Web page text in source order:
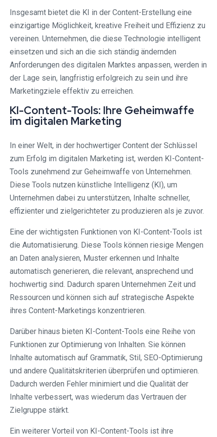
Insgesamt bietet die KI in der Content-Erstellung eine
einzigartige Möglichkeit, kreative Freiheit und Effizienz zu
vereinen. Unternehmen, die diese Technologie intelligent
einsetzen und sich an die sich ständig ändernden
Anforderungen des digitalen Marktes anpassen, werden in
der Lage sein, langfristig erfolgreich zu sein und ihre
Marketingziele effektiv zu erreichen.
KI-Content-Tools: Ihre Geheimwaffe
im digitalen Marketing
In einer Welt, in der hochwertiger Content der Schlüssel
zum Erfolg im digitalen Marketing ist, werden KI-Content-
Tools zunehmend zur Geheimwaffe von Unternehmen.
Diese Tools nutzen künstliche Intelligenz (KI), um
Unternehmen dabei zu unterstützen, Inhalte schneller,
effizienter und zielgerichteter zu produzieren als je zuvor.
Eine der wichtigsten Funktionen von KI-Content-Tools ist
die Automatisierung. Diese Tools können riesige Mengen
an Daten analysieren, Muster erkennen und Inhalte
automatisch generieren, die relevant, ansprechend und
hochwertig sind. Dadurch sparen Unternehmen Zeit und
Ressourcen und können sich auf strategische Aspekte
ihres Content-Marketings konzentrieren.
Darüber hinaus bieten KI-Content-Tools eine Reihe von
Funktionen zur Optimierung von Inhalten. Sie können
Inhalte automatisch auf Grammatik, Stil, SEO-Optimierung
und andere Qualitätskriterien überprüfen und optimieren.
Dadurch werden Fehler minimiert und die Qualität der
Inhalte verbessert, was wiederum das Vertrauen der
Zielgruppe stärkt.
Ein weiterer Vorteil von KI-Content-Tools ist ihre